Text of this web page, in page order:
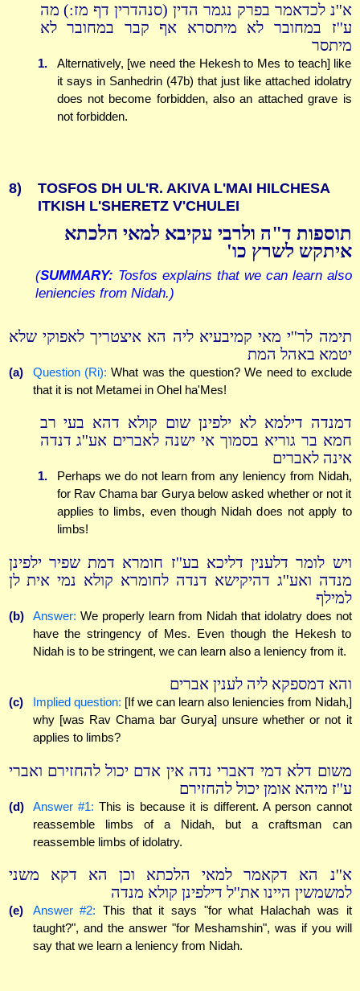
א''נ לכדאמר בפרק נגמר הדין (סנהדרין דף מז:) מה
ע''ז במחובר לא מיתסרא אף קבר במחובר לא
מיתסר
1.
Alternatively, [we need the Hekesh to Mes to teach] like
it says in Sanhedrin (47b) that just like attached idolatry
does not become forbidden, also an attached grave is
not forbidden.
8)
TOSFOS DH UL'R. AKIVA L'MAI HILCHESA
ITKISH L'SHERETZ V'CHULEI
תוספות ד"ה ולרבי עקיבא למאי הלכתא
איתקש לשרץ כו'
(SUMMARY: Tosfos explains that we can learn also
leniencies from Nidah.)
תימה לר''י מאי קמיבעיא ליה הא איצטריך לאפוקי שלא
יטמא באהל המת
(a) Question (Ri): What was the question? We need to exclude
that it is not Metamei in Ohel ha'Mes!
דמנדה דילמא לא ילפינן שום קולא דהא בעי רב
חמא בר גוריא בסמוך אי ישנה לאברים אע''ג דנדה
אינה לאברים
1.
Perhaps we do not learn from any leniency from Nidah,
for Rav Chama bar Gurya below asked whether or not it
applies to limbs, even though Nidah does not apply to
limbs!
ויש לומר דלענין דליכא בע''ז חומרא דמת שפיר ילפינן
מנדה ואע''ג דהיקישא דנדה לחומרא קולא נמי אית לן
למילף
(b) Answer: We properly learn from Nidah that idolatry does not
have the stringency of Mes. Even though the Hekesh to
Nidah is to be stringent, we can learn also a leniency from it.
והא דמספקא ליה לענין אברים
(c) Implied question: [If we can learn also leniencies from Nidah,]
why [was Rav Chama bar Gurya] unsure whether or not it
applies to limbs?
משום דלא דמי דאברי נדה אין אדם יכול להחזירם ואברי
ע''ז מיהא אומן יכול להחזירם
(d) Answer #1: This is because it is different. A person cannot
reassemble limbs of a Nidah, but a craftsman can
reassemble limbs of idolatry.
א''נ הא דקאמר למאי הלכתא וכן הא דקא משני
למשמשין היינו את''ל דילפינן קולא מנדה
(e) Answer #2: This that it says "for what Halachah was it
taught?", and the answer "for Meshamshin", was if you will
say that we learn a leniency from Nidah.